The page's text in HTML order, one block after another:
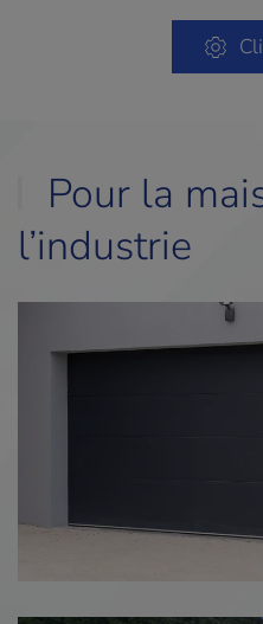
Pour la
l’industrie